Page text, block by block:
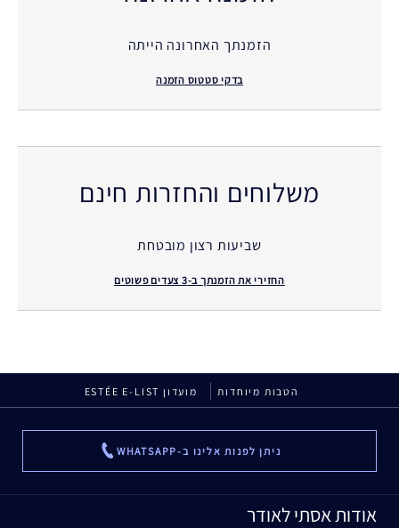
הזמנתך האחרונה הייתה
בדקי סטטוס הזמנה
משלוחים והחזרות חינם
שביעות רצון מובטחת
החזירי את הזמנתך ב-3 צעדים פשוטים
הטבות מיוחדות מועדון ESTÉE E-LIST
ניתן לפנות אלינו ב-WHATSAPP ...
אודות אסתי לאודר